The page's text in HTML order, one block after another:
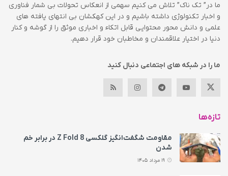
ما در” تک ناک” تلاش می کنیم سهمی از انعکاس تحولات بی شمار فناوری
و اخبار تکنولوژی داشته باشیم و در این کهکشان بی انتهای یافته های
علمی و دانش محور محتوایی قابل اتکاء و اخباری موثق را از گوشه و کنار
دنیا در اختیار علاقمندان و مخاطبان خود قرار دهیم.
ما را در شبکه های اجتماعی دنبال کنید
تازه‌ها
مقاومت شگفت‌انگیز گلکسی Z Fold 8 در برابر خم
شدن